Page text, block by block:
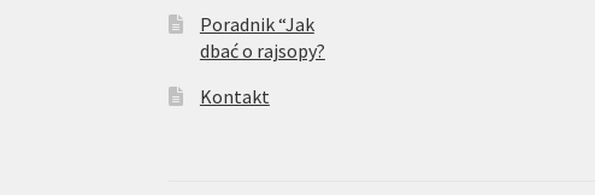
Poradnik “Jak
dbać o rajsopy?
Kontakt